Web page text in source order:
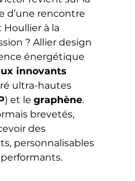
d’une rencontre
à la
? Allier design
énergétique
innovants
ultra-hautes
) et le graphène.
brevetés,
des
personnalisables